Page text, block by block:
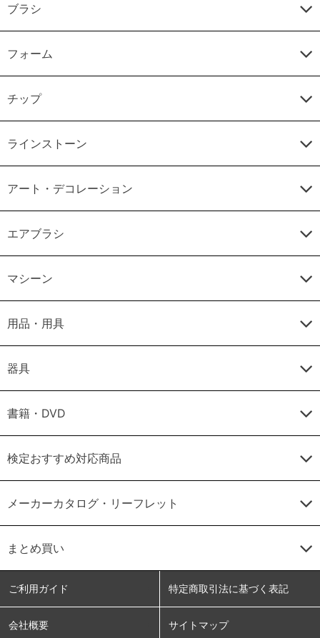
ブラシ
フォーム
チップ
ラインストーン
アート・デコレーション
エアブラシ
マシーン
用品・用具
器具
書籍・DVD
検定おすすめ対応商品
メーカーカタログ・リーフレット
まとめ買い
ご利用ガイド 特定商取引法に基づく表記
会社概要 サイトマップ